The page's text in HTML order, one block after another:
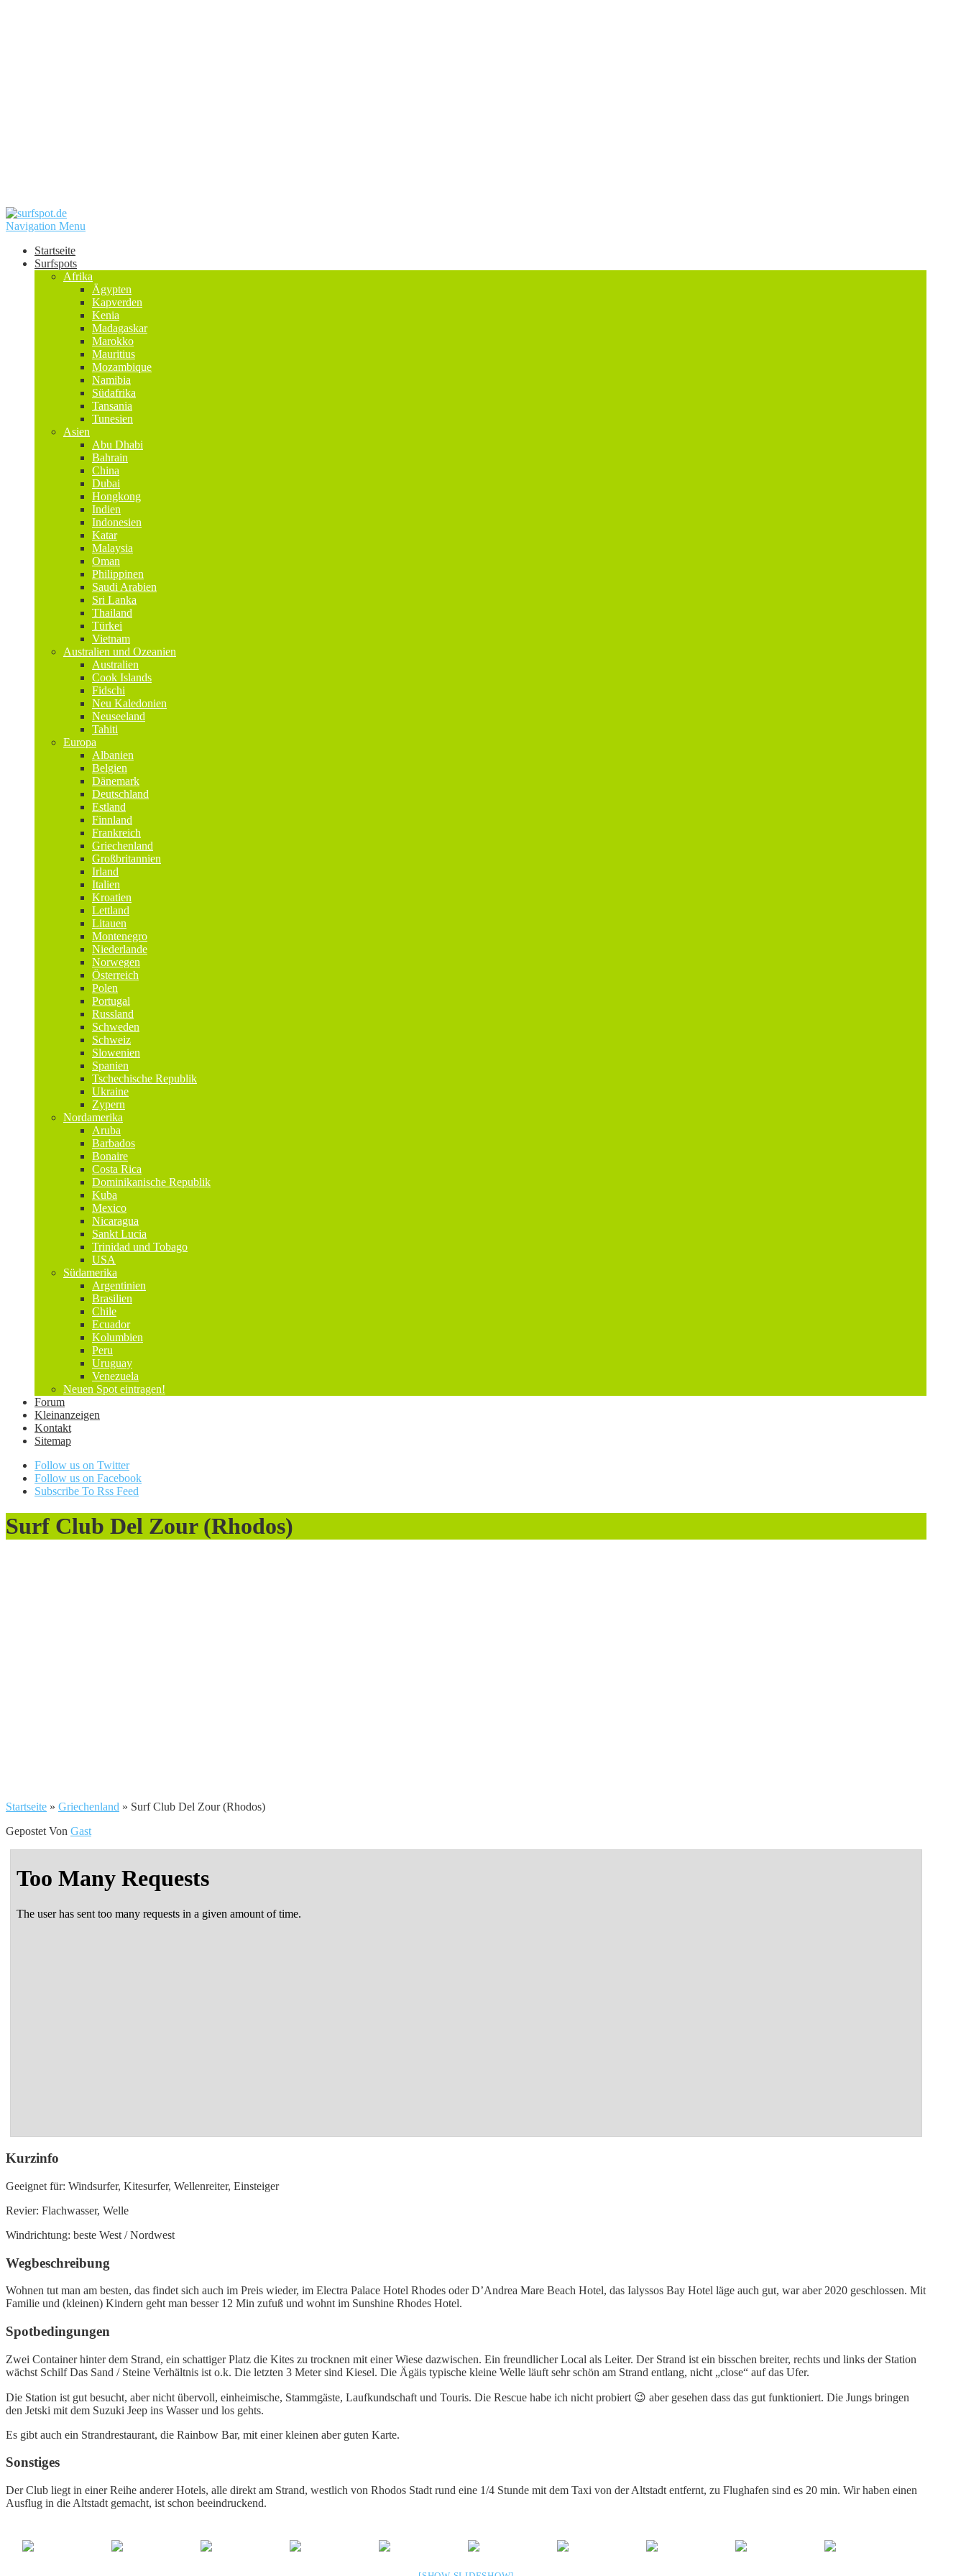
Navigation Menu
Startseite
Surfspots
Afrika
Ägypten
Kapverden
Kenia
Madagaskar
Marokko
Mauritius
Mozambique
Namibia
Südafrika
Tansania
Tunesien
Asien
Abu Dhabi
Bahrain
China
Dubai
Hongkong
Indien
Indonesien
Katar
Malaysia
Oman
Philippinen
Saudi Arabien
Sri Lanka
Thailand
Türkei
Vietnam
Australien und Ozeanien
Australien
Cook Islands
Fidschi
Neu Kaledonien
Neuseeland
Tahiti
Europa
Albanien
Belgien
Dänemark
Deutschland
Estland
Finnland
Frankreich
Griechenland
Großbritannien
Irland
Italien
Kroatien
Lettland
Litauen
Montenegro
Niederlande
Norwegen
Österreich
Polen
Portugal
Russland
Schweden
Schweiz
Slowenien
Spanien
Tschechische Republik
Ukraine
Zypern
Nordamerika
Aruba
Barbados
Bonaire
Costa Rica
Dominikanische Republik
Kuba
Mexico
Nicaragua
Sankt Lucia
Trinidad und Tobago
USA
Südamerika
Argentinien
Brasilien
Chile
Ecuador
Kolumbien
Peru
Uruguay
Venezuela
Neuen Spot eintragen!
Forum
Kleinanzeigen
Kontakt
Sitemap
Follow us on Twitter
Follow us on Facebook
Subscribe To Rss Feed
Surf Club Del Zour (Rhodos)
Startseite » Griechenland » Surf Club Del Zour (Rhodos)
Gepostet Von Gast
Kurzinfo
Geeignet für: Windsurfer, Kitesurfer, Wellenreiter, Einsteiger
Revier: Flachwasser, Welle
Windrichtung: beste West / Nordwest
Wegbeschreibung
Wohnen tut man am besten, das findet sich auch im Preis wieder, im Electra Palace Hotel Rhodes oder D’Andrea Mare Beach Hotel, das Ialyssos Bay Hotel läge auch gut, war aber 2020 geschlossen. Mit
Familie und (kleinen) Kindern geht man besser 12 Min zufuß und wohnt im Sunshine Rhodes Hotel.
Spotbedingungen
Zwei Container hinter dem Strand, ein schattiger Platz die Kites zu trocknen mit einer Wiese dazwischen. Ein freundlicher Local als Leiter. Der Strand ist ein bisschen breiter, rechts und links der Station
wächst Schilf Das Sand / Steine Verhältnis ist o.k. Die letzten 3 Meter sind Kiesel. Die Ägäis typische kleine Welle läuft sehr schön am Strand entlang, nicht „close“ auf das Ufer.
Die Station ist gut besucht, aber nicht übervoll, einheimische, Stammgäste, Laufkundschaft und Touris. Die Rescue habe ich nicht probiert 😉 aber gesehen dass das gut funktioniert. Die Jungs bringen
den Jetski mit dem Suzuki Jeep ins Wasser und los gehts.
Es gibt auch ein Strandrestaurant, die Rainbow Bar, mit einer kleinen aber guten Karte.
Sonstiges
Der Club liegt in einer Reihe anderer Hotels, alle direkt am Strand, westlich von Rhodos Stadt rund eine 1/4 Stunde mit dem Taxi von der Altstadt entfernt, zu Flughafen sind es 20 min. Wir haben einen
Ausflug in die Altstadt gemacht, ist schon beeindruckend.